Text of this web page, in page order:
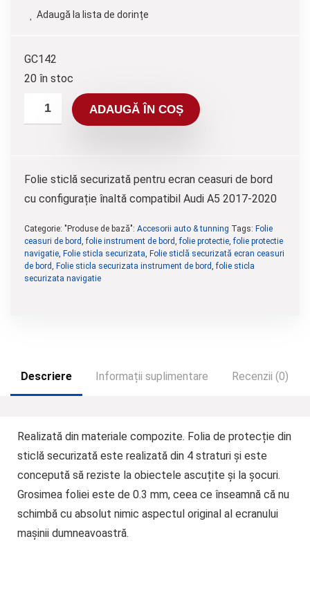
Adaugă la lista de dorințe
GC142
20 în stoc
ADAUGĂ ÎN COȘ
Folie sticlă securizată pentru ecran ceasuri de bord
cu configurație înaltă compatibil Audi A5 2017-2020
Categorie: "Produse de bază": Accesorii auto & tunning Tags: Folie
ceasuri de bord ,folie instrument de bord ,folie protectie ,folie protectie
navigatie Folie sticla securizata Folie sticlă securizată ecran ceasuri
de bord Folie sticla securizata instrument de bord ,folie sticla
securizata navigatie
Descriere Informații suplimentare Recenzii (0)
Realizată din materiale compozite. Folia de protecție din
sticlă securizată este realizată din 4 straturi și este
concepută să reziste la obiectele ascuțite și la șocuri.
Grosimea foliei este de 0.3 mm, ceea ce înseamnă că nu
schimbă cu absolut nimic aspectul original al ecranului
mașinii dumneavoastră.